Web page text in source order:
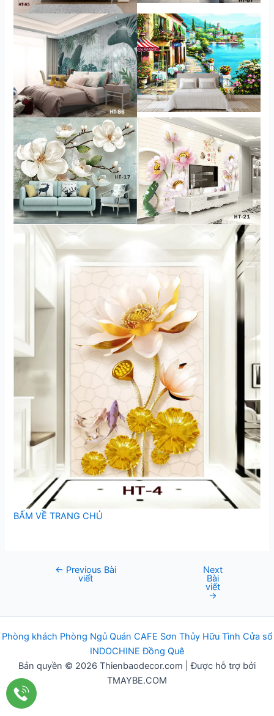
BẤM VỀ TRANG CHỦ
← Previous Bài
viết
Next
Bài
viết
→
Phòng khách Phòng Ngủ Quán CAFE Sơn Thủy Hữu Tình Cửa sổ
INDOCHINE Đồng Quê
Bản quyền © 2026 Thienbaodecor.com | Được hỗ trợ bởi
TMAYBE.COM